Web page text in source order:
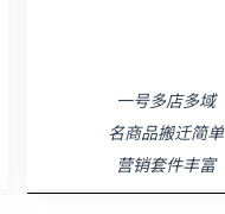
一号多店多域
名商品搬迁简单
营销套件丰富